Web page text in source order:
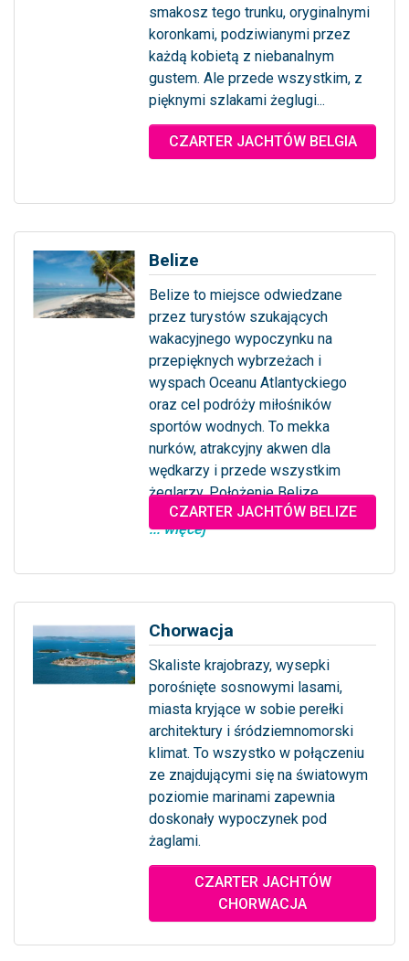
smakosz tego trunku, oryginalnymi
koronkami, podziwianymi przez
każdą kobietą z niebanalnym
gustem. Ale przede wszystkim, z
pięknymi szlakami żeglugi...
... więcej
CZARTER JACHTÓW BELGIA
Belize
Belize to miejsce odwiedzane
przez turystów szukających
wakacyjnego wypoczynku na
przepięknych wybrzeżach i
wyspach Oceanu Atlantyckiego
oraz cel podróży miłośników
sportów wodnych. To mekka
nurków, atrakcyjny akwen dla
wędkarzy i przede wszystkim
żeglarzy. Położenie Belize...
... więcej
CZARTER JACHTÓW BELIZE
Chorwacja
Skaliste krajobrazy, wysepki
porośnięte sosnowymi lasami,
miasta kryjące w sobie perełki
architektury i śródziemnomorski
klimat. To wszystko w połączeniu
ze znajdującymi się na światowym
poziomie marinami zapewnia
doskonały wypoczynek pod
żaglami.
... więcejCZARTER JACHTÓW
CHORWACJA